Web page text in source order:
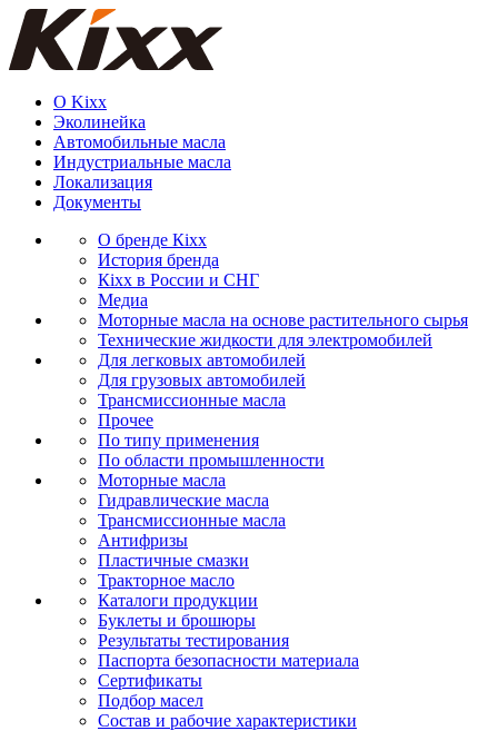
О Kixx
Эколинейка
Автомобильные масла
Индустриальные масла
Локализация
Документы
О бренде Кіхх
История бренда
Кіхx в России и СНГ
Медиа
Моторные масла на основе растительного сырья
Технические жидкости для электромобилей
Для легковых автомобилей
Для грузовых автомобилей
Трансмиссионные масла
Прочее
По типу применения
По области промышленности
Моторные масла
Гидравлические масла
Трансмиссионные масла
Антифризы
Пластичные смазки
Тракторное масло
Каталоги продукции
Буклеты и брошюры
Результаты тестирования
Паспорта безопасности материала
Сертификаты
Подбор масел
Состав и рабочие характеристики